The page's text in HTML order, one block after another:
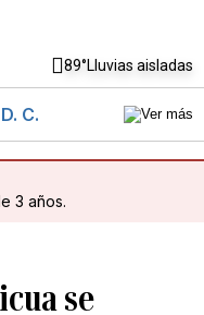
89°Lluvias aisladas
C.
3 años.
se